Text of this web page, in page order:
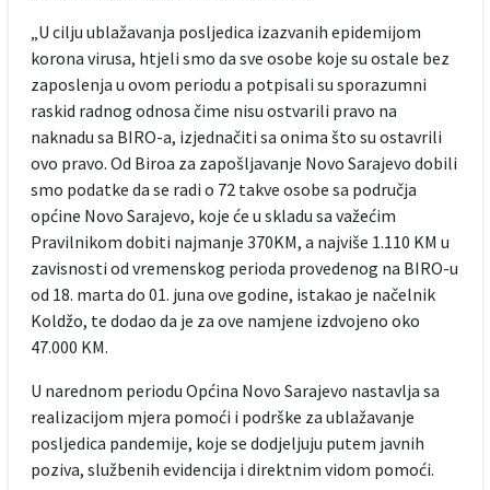
„U cilju ublažavanja posljedica izazvanih epidemijom
korona virusa, htjeli smo da sve osobe koje su ostale bez
zaposlenja u ovom periodu a potpisali su sporazumni
raskid radnog odnosa čime nisu ostvarili pravo na
naknadu sa BIRO-a, izjednačiti sa onima što su ostavrili
ovo pravo. Od Biroa za zapošljavanje Novo Sarajevo dobili
smo podatke da se radi o 72 takve osobe sa područja
općine Novo Sarajevo, koje će u skladu sa važećim
Pravilnikom dobiti najmanje 370KM, a najviše 1.110 KM u
zavisnosti od vremenskog perioda provedenog na BIRO-u
od 18. marta do 01. juna ove godine, istakao je načelnik
Koldžo, te dodao da je za ove namjene izdvojeno oko
47.000 KM.
U narednom periodu Općina Novo Sarajevo nastavlja sa
realizacijom mjera pomoći i podrške za ublažavanje
posljedica pandemije, koje se dodjeljuju putem javnih
poziva, službenih evidencija i direktnim vidom pomoći.